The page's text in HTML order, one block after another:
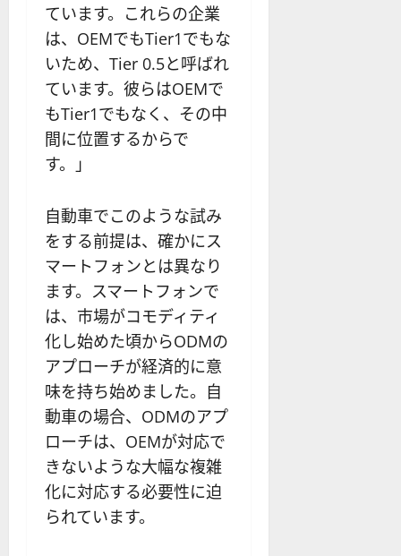
ています。これらの企業
は、OEMでもTier1でもな
いため、Tier 0.5と呼ばれ
ています。彼らはOEMで
もTier1でもなく、その中
間に位置するからで
す。」
自動車でこのような試み
をする前提は、確かにス
マートフォンとは異なり
ます。スマートフォンで
は、市場がコモディティ
化し始めた頃からODMの
アプローチが経済的に意
味を持ち始めました。自
動車の場合、ODMのアプ
ローチは、OEMが対応で
きないような大幅な複雑
化に対応する必要性に迫
られています。